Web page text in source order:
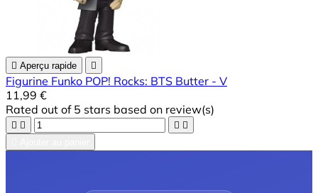
 Aperçu rapide 
Figurine Funko POP! Rocks: BTS Butter - V
11,99 €
Rated out of 5 stars based on review(s)
   